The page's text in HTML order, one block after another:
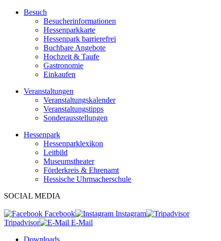
Besuch
Besucherinformationen
Hessenparkkarte
Hessenpark barrierefrei
Buchbare Angebote
Hochzeit & Taufe
Gastronomie
Einkaufen
Veranstaltungen
Veranstaltungskalender
Veranstaltungstipps
Sonderausstellungen
Hessenpark
Hessenparklexikon
Leitbild
Museumstheater
Förderkreis & Ehrenamt
Hessische Uhrmacherschule
SOCIAL MEDIA
Facebook
Instagram
Tripadvisor
E-Mail
Downloads